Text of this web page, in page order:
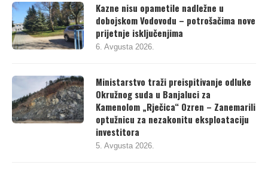
Kazne nisu opametile nadležne u
dobojskom Vodovodu – potrošačima nove
prijetnje isključenjima
6. Avgusta 2026.
Ministarstvo traži preispitivanje odluke
Okružnog suda u Banjaluci za
Kamenolom „Rječica“ Ozren – Zanemarili
optužnicu za nezakonitu eksploataciju
investitora
5. Avgusta 2026.